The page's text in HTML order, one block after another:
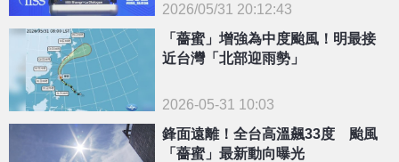
{PLAYICON}
2026/05/31 20:12:43
「薔蜜」增強為中度颱風！明最接
近台灣「北部迎雨勢」
2026-05-31 10:03
鋒面遠離！全台高溫飆33度 颱風
「薔蜜」最新動向曝光